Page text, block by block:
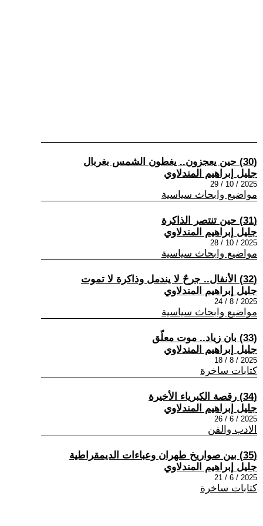
(30) حين يعجزون.. يغطون الشمس بغربال
جليل إبراهيم المندلاوي
2025 / 10 / 29
مواضيع وابحاث سياسية
(31) حين تنتصر الذاكرة
جليل إبراهيم المندلاوي
2025 / 10 / 28
مواضيع وابحاث سياسية
(32) الأنفال.. جرحٌ لا يندمل وذاكرة لا تموت
جليل إبراهيم المندلاوي
2025 / 8 / 24
مواضيع وابحاث سياسية
(33) بان زياد.. موت معلّق
جليل إبراهيم المندلاوي
2025 / 8 / 18
كتابات ساخرة
(34) رقصة الكبرياء الأخيرة
جليل إبراهيم المندلاوي
2025 / 6 / 26
الادب والفن
(35) بين صواريخ طهران وعباءات الديمقراطية
جليل إبراهيم المندلاوي
2025 / 6 / 21
كتابات ساخرة